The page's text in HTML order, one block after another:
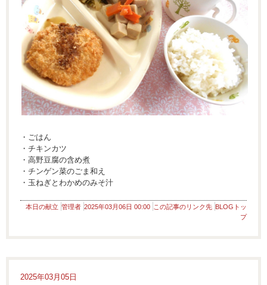
・ごはん
・チキンカツ
・高野豆腐の含め煮
・チンゲン菜のごま和え
・玉ねぎとわかめのみそ汁
本日の献立 管理者 2025年03月06日 00:00 この記事のリンク先 BLOGトッ
プ
2025年03月05日